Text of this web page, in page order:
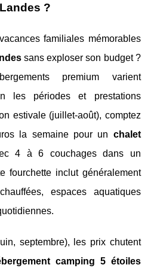
?
familiales mémorables
sans exploser son budget ?
premium varient
les périodes et prestations
estivale (juillet-août), comptez
la semaine pour un chalet
4 à 6 couchages dans un
fourchette inclut généralement
espaces aquatiques
septembre), les prix chutent
camping 5 étoiles